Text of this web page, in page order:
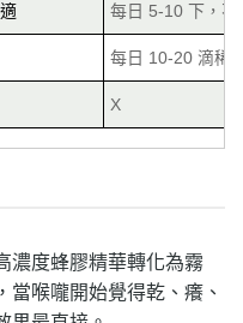
每日 5-10 下，不
每日 10-20 滴稀
X
濃度蜂膠精華轉化為霧
，當喉嚨開始覺得乾、癢、